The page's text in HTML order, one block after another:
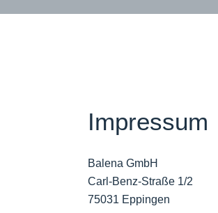
Impressum
Balena GmbH
Carl-Benz-Straße 1/2
75031 Eppingen